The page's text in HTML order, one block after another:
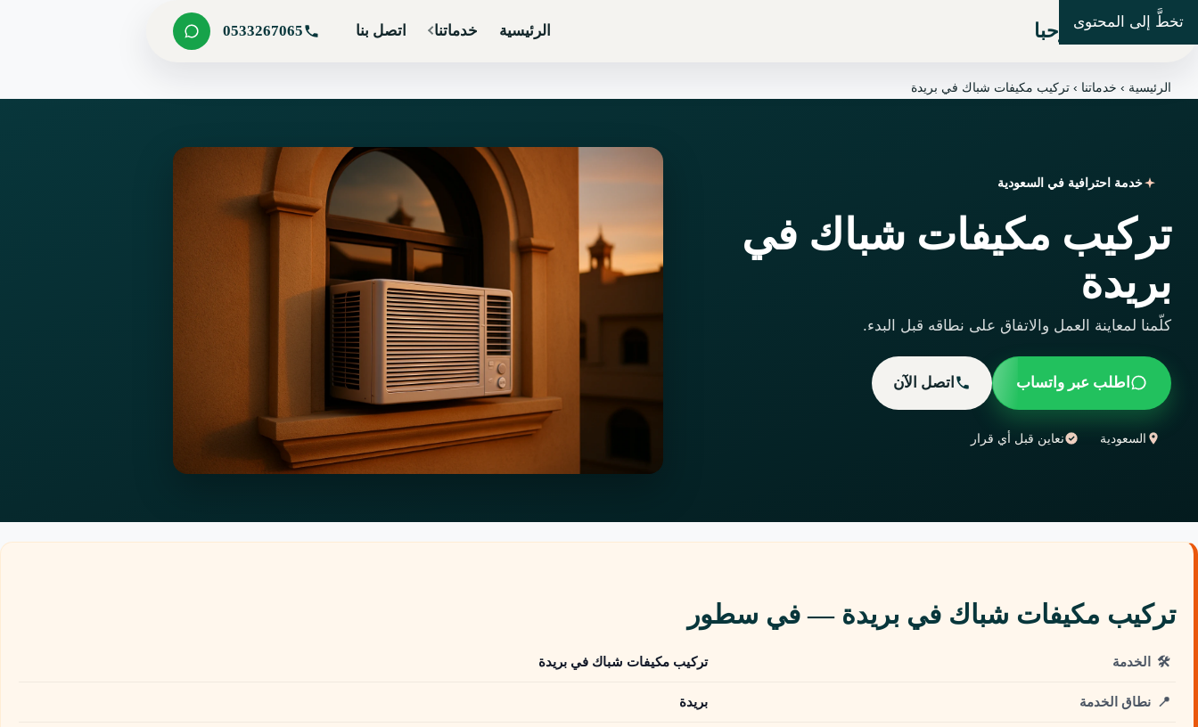
تخطَّ إلى المحتوى
شركة مرحبا الرئيسية خدماتنا اتصل بنا 0533267065
الرئيسية › خدماتنا › تركيب مكيفات شباك في بريدة
خدمة احترافية في السعودية
تركيب مكيفات شباك في
بريدة
كلّمنا لمعاينة العمل والاتفاق على نطاقه قبل البدء.
اطلب عبر واتساب اتصل الآن
السعودية نعاين قبل أي قرار
تركيب مكيفات شباك في بريدة — في سطور
🛠️ الخدمة تركيب مكيفات شباك في بريدة
📍 نطاق الخدمة بريدة